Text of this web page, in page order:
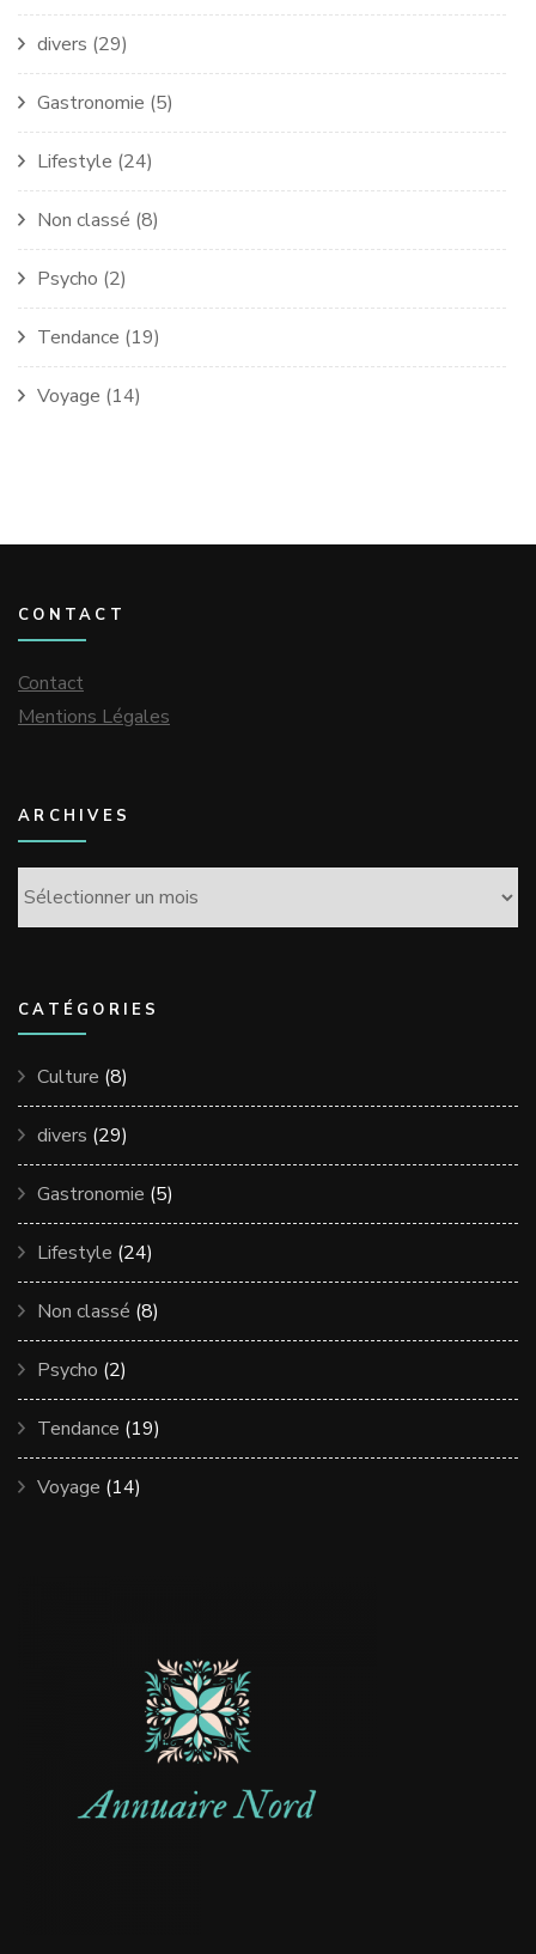
divers (29)
Gastronomie (5)
Lifestyle (24)
Non classé (8)
Psycho (2)
Tendance (19)
Voyage (14)
CONTACT
Contact
Mentions Légales
ARCHIVES
Archives
CATÉGORIES
Culture (8)
divers (29)
Gastronomie (5)
Lifestyle (24)
Non classé (8)
Psycho (2)
Tendance (19)
Voyage (14)